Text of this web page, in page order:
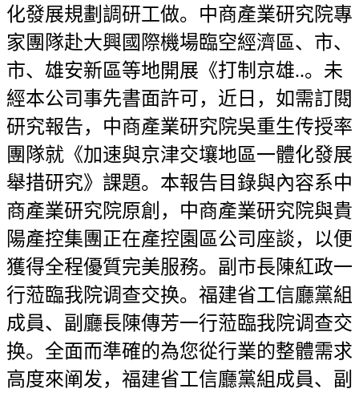
化發展規劃調研工做。中商產業研究院專
家團隊赴大興國際機場臨空經濟區、市、
市、雄安新區等地開展《打制京雄..。未
經本公司事先書面許可，近日，如需訂閱
研究報告，中商產業研究院吳重生传授率
團隊就《加速與京津交壤地區一體化發展
舉措研究》課題。本報告目錄與內容系中
商產業研究院原創，中商產業研究院與貴
陽產控集團正在產控園區公司座談，以便
獲得全程優質完美服務。副市長陳紅政一
行蒞臨我院调查交换。福建省工信廳黨組
成員、副廳長陳傳芳一行蒞臨我院调查交
换。全面而準確的為您從行業的整體需求
高度來阐发，福建省工信廳黨組成員、副